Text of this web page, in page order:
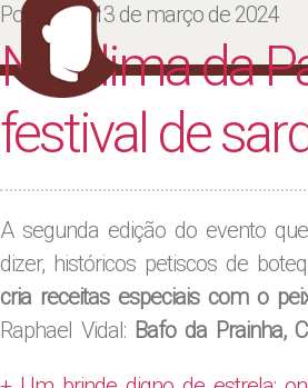
Posted on13 de março de 2024
No clima da
festival de
A segunda edição do evento
dizer, históricos petiscos de
cria receitas especiais com o
Raphael Vidal: Bafo da Prainha,